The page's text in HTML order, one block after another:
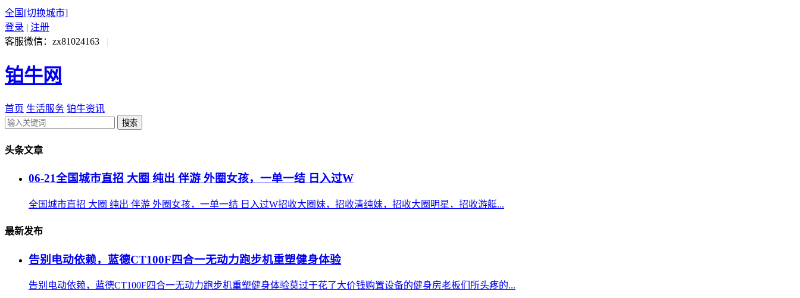
全国 [切换城市]
登录 | 注册
客服微信：zx81024163
|
铂牛网
首页 生活服务 铂牛资讯
搜索
头条文章
06-21全国城市直招 大圈 纯出 伴游 外圈女孩，一单一结 日入过W
全国城市直招 大圈 纯出 伴游 外圈女孩，一单一结 日入过W招收大圈妹，招收清纯妹，招收大圈明星，招收游艇...
最新发布
告别电动依赖，蓝德CT100F四合一无动力跑步机重塑健身体验
告别电动依赖，蓝德CT100F四合一无动力跑步机重塑健身体验莫过于花了大价钱购置设备的健身房老板们所头疼的...